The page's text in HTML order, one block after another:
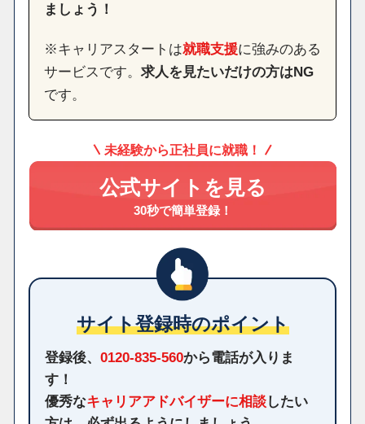
ましょう！
※キャリアスタートは就職支援に強みのある
サービスです。 求人を見たいだけの方はNG
です。
未経験から正社員に就職！
公式サイトを見る
30秒で簡単登録！
サイト登録時のポイント
登録後、 0120-835-560から電話が入りま
す！
優秀なキャリアアドバイザーに相談したい